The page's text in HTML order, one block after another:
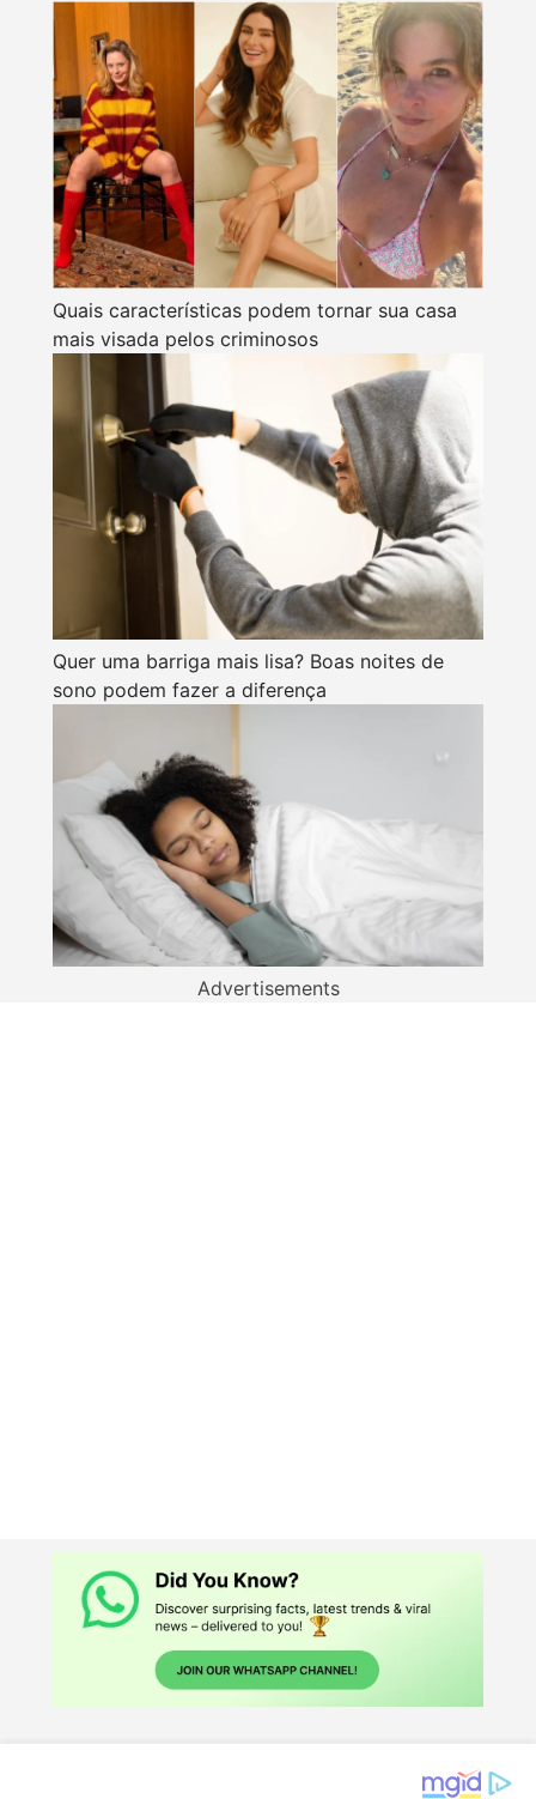
Quais características podem tornar sua casa
mais visada pelos criminosos
Quer uma barriga mais lisa? Boas noites de
sono podem fazer a diferença
Advertisements